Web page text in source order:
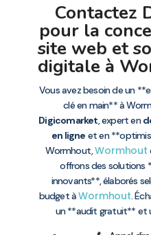
Contactez
pour la
site web et
digitale à
Vous avez besoin de un
clé en main** à
Digicomarket, expert en
en ligne et en
Wormhout,Wormhout
offrons des solutions
innovants**, élaborés
budget àWormhout.
un **audit gratuit** et